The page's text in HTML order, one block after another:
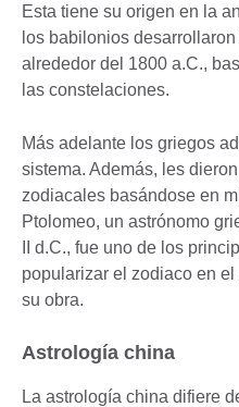
Esta tiene su origen en la
los babilonios
alrededor del 1800 a.C.,
las constelaciones.
Más adelante los griegos
sistema. Además, les
zodiacales basándose en
Ptolomeo, un astrónomo
II d.C., fue uno de los
popularizar el zodiaco en
su obra.
Astrología china
La astrología china difiere